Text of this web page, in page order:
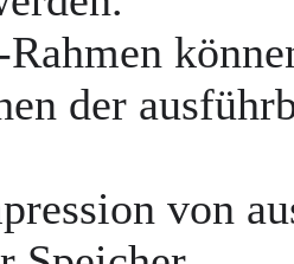
Rahmen
der
von